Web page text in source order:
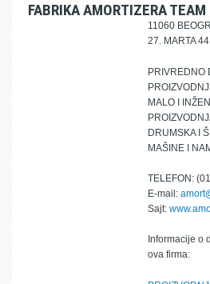
FABRIKA AMORTIZERA TEAM
11060
27. MARTA 44
PRIVREDNO
MALO I
DRUMSKA I
MAŠINE I
TELEFON:
E-mail:
Sajt:
Informacije o
ova firma: